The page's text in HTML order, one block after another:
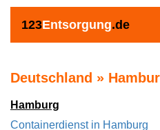
123Entsorgung.de
Deutschland »
Hamburg
Containerdienst in Hamburg